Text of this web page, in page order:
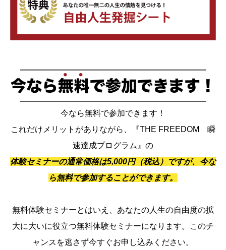
今なら無料で参加できます！
これだけメリットがありながら、『THE FREEDOM 瞬
速達成プログラム』の
体験セミナーの通常価格は5,000円（税込）ですが、今な
ら無料で参加することができます。
無料体験セミナーとはいえ、あなたの人生の自由度の拡
大に大いに役立つ無料体験セミナーになります。このチ
ャンスを逃さず今すぐお申し込みください。